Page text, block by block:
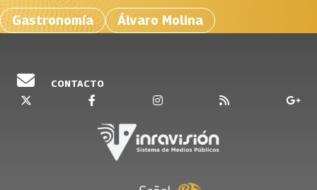
Gastronomía
Álvaro Molina
CONTACTO